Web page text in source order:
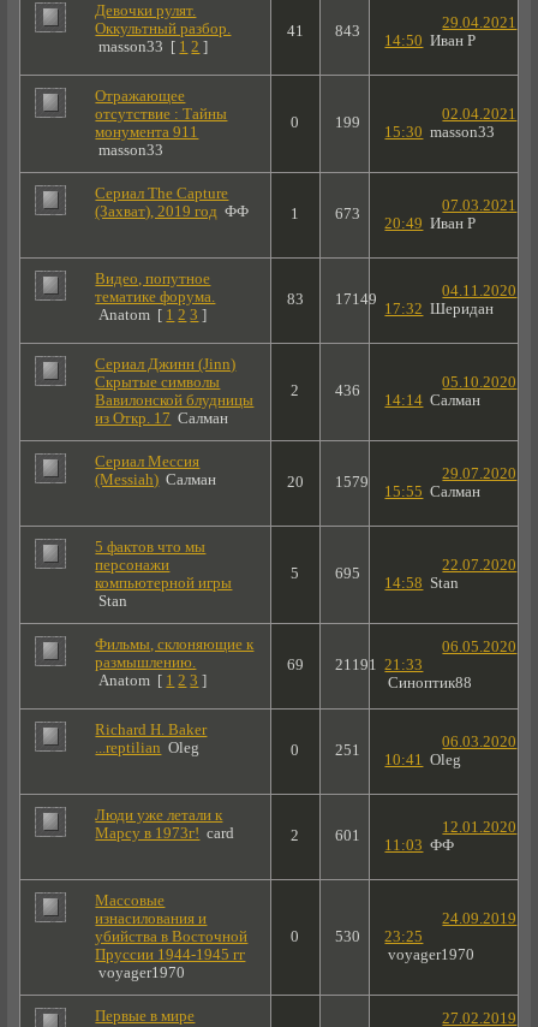
Девочки рулят.
Оккультный разбор.
masson33
[ 1 2 ]
41 843
29.04.2021
14:50 Иван Р
Отражающее
отсутствие : Тайны
монумента 911
masson33
0 199
02.04.2021
15:30 masson33
Сериал The Capture
(Захват), 2019 год ФФ 1 673
07.03.2021
20:49 Иван Р
Видео, попутное
тематике форума.
Anatom [ 1 2 3 ]
83 17149
04.11.2020
17:32 Шеридан
Сериал Джинн (Jinn)
Скрытые символы
Вавилонской блудницы
из Откр. 17 Салман
2 436
05.10.2020
14:14 Салман
Сериал Мессия
(Messiah) Салман 20 1579
29.07.2020
15:55 Салман
5 фактов что мы
персонажи
компьютерной игры
Stan
5 695
22.07.2020
14:58 Stan
Фильмы, склоняющие к
размышлению.
Anatom [ 1 2 3 ]
69 21191
06.05.2020
21:33
Синоптик88
Richard H. Baker
...reptilian Oleg 0 251
06.03.2020
10:41 Oleg
Люди уже летали к
Марсу в 1973г! card 2 601
12.01.2020
11:03 ФФ
Массовые
изнасилования и
убийства в Восточной
Пруссии 1944-1945 гг
voyager1970
0 530
24.09.2019
23:25
voyager1970
Первые в мире
27.02.2019